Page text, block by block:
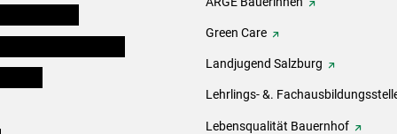
Green Care
Landjugend Salzburg
Lehrlings- &.
Lebensqualität Bauernhof